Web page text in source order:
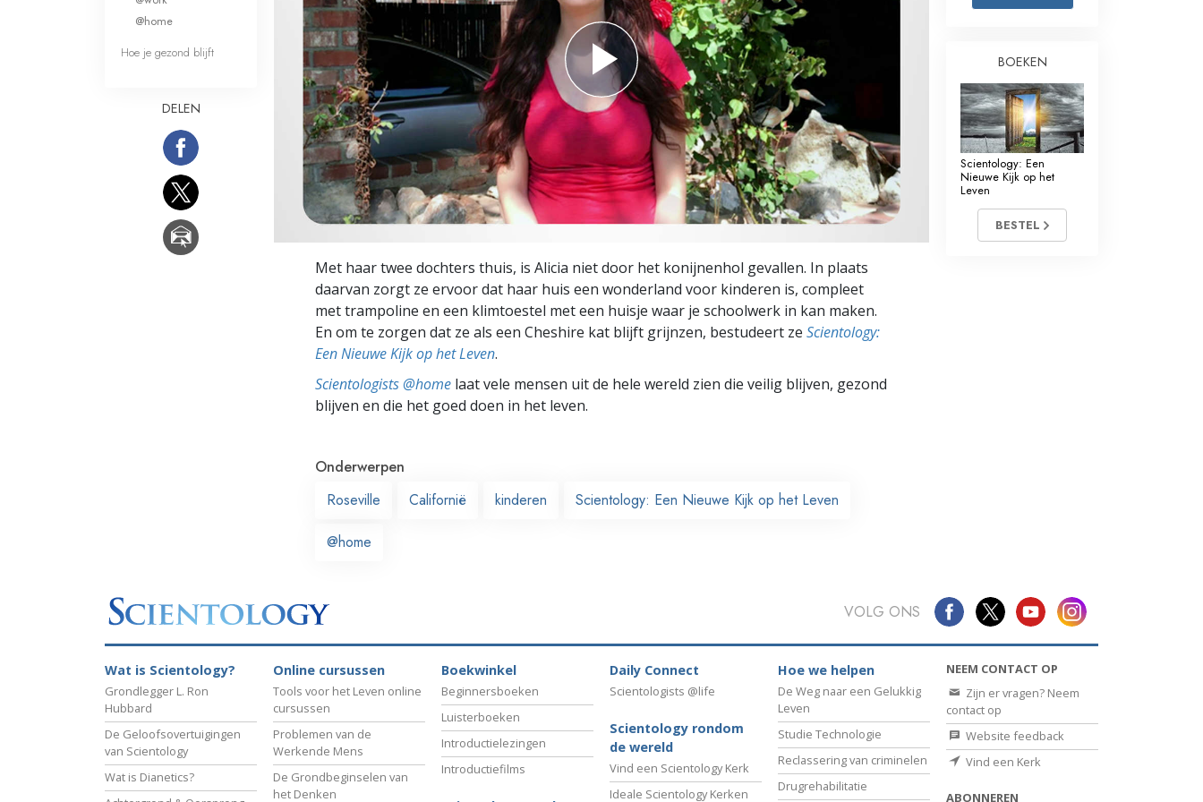
Wat is Grootheid?
Hulpmiddelen bij het Dagelijks Werk
Ethiek en de Condities
De Oorzaak van Onderdrukking
Feitenonderzoek
De Grondbeginselen van Organiseren
Communicatie
Met haar twee dochters thuis, is Alicia niet door het konijnenhol gevallen. In plaats
daarvan zorgt ze ervoor dat haar huis een wonderland voor kinderen is, compleet
met trampoline en een klimtoestel met een huisje waar je schoolwerk in kan maken.
En om te zorgen dat ze als een Cheshire kat blijft grijnzen, bestudeert ze Scientology:
Een Nieuwe Kijk op het Leven.
Scientologists @home laat vele mensen uit de hele wereld zien die veilig blijven, gezond
blijven en die het goed doen in het leven.
Onderwerpen
Roseville
Californië kinderen Scientology: Een Nieuwe Kijk op het Leven
@home
@home
Hoe je gezond blijft
DELEN
BOEKEN
Scientology: Een
Nieuwe Kijk op het
Leven
BESTEL
VOLG ONS
Wat is Scientology?
Grondlegger L. Ron
Hubbard
De Geloofsovertuigingen
van Scientology
Wat is Dianetics?
Online cursussen
Tools voor het Leven online
cursussen
Problemen van de
Werkende Mens
De Grondbeginselen van
het Denken
Boekwinkel
Beginnersboeken
Luisterboeken
Introductielezingen
Introductiefilms
Daily Connect
Scientologists @life
Scientology rondom
de wereld
Vind een Scientology Kerk
Ideale Scientology Kerken
Hoe we helpen
De Weg naar een Gelukkig
Leven
Studie Technologie
Reclassering van criminelen
Drugrehabilitatie
NEEM CONTACT OP
Zijn er vragen? Neem
contact op
Website feedback
Vind een Kerk
ABONNEREN